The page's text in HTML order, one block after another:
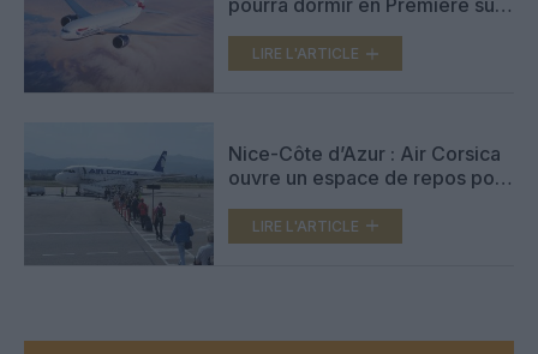
pourra dormir en Première sur
LIRE L'ARTICLE
Nice-Côte d’Azur : Air Corsica
ouvre un espace de repos pour
raisons médicales
LIRE L'ARTICLE